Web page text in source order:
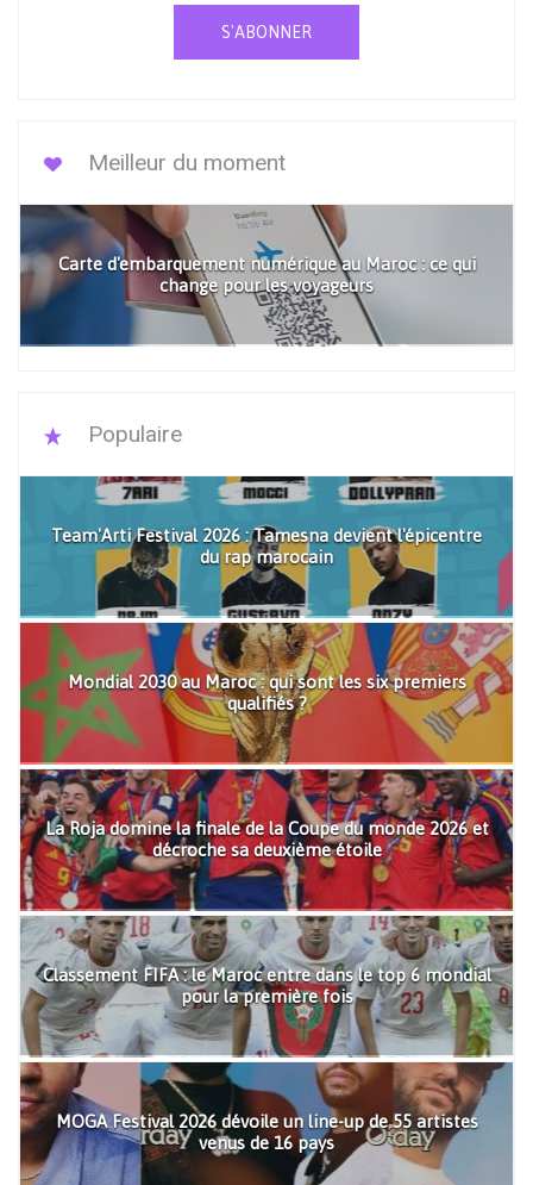
S'ABONNER
Meilleur du moment
Carte d'embarquement numérique au Maroc : ce qui
change pour les voyageurs
Populaire
Team'Arti Festival 2026 : Tamesna devient l'épicentre
du rap marocain
Mondial 2030 au Maroc : qui sont les six premiers
qualifiés ?
La Roja domine la finale de la Coupe du monde 2026 et
décroche sa deuxième étoile
Classement FIFA : le Maroc entre dans le top 6 mondial
pour la première fois
MOGA Festival 2026 dévoile un line-up de 55 artistes
venus de 16 pays